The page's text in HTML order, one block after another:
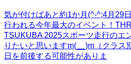
気が付けばあと約1か月(^-^;4月29
行われる今年最大のイベント！
TSUKUBA 2025スポーツ走行のエ
りたいと思いますm(__)m（クラス
日を前後する可能性がありま